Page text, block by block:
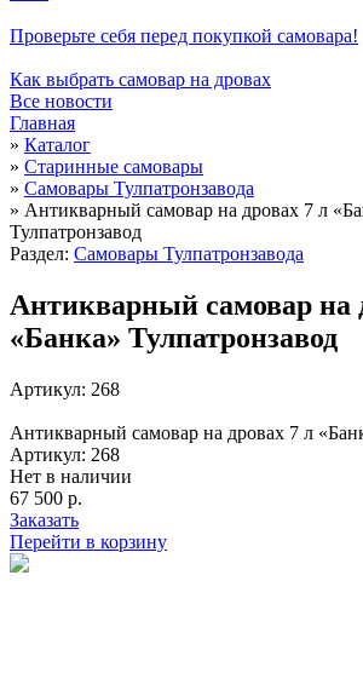
Проверьте себя перед покупкой самовара!
Как выбрать самовар на дровах
Все новости
Главная
» Каталог
» Старинные самовары
» Самовары Тулпатронзавода
» Антикварный самовар на дровах 7 л
Тулпатронзавод
Раздел: Самовары Тулпатронзавода
Антикварный самовар на
«Банка» Тулпатронзавод
Артикул: 268
Антикварный самовар на дровах 7 л
Артикул: 268
Нет в наличии
67 500 р.
Заказать
Перейти в корзину